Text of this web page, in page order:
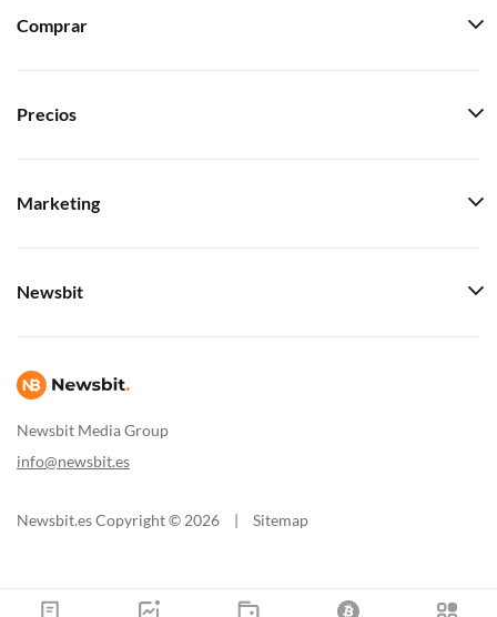
Newsbit Media Group
info@newsbit.es
Comprar
Precios
Marketing
Newsbit
Newsbit.es Copyright © 2026 | Sitemap